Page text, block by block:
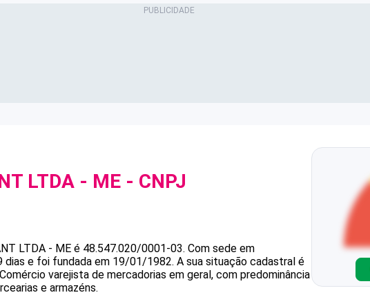
LTDA - ME - CNPJ
LTDA - ME é 48.547.020/0001-03. Com sede em
dias e foi fundada em 19/01/1982. A sua situação cadastral é
varejista de mercadorias em geral, com predominância
e armazéns.